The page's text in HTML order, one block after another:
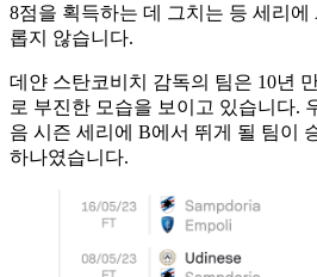
8점을 획득하는 데 그치는 등 세리에
롭지 않습니다.
데얀 스탄코비치 감독의 팀은 10년
로 부진한 모습을 보이고 있습니다.
음 시즌 세리에 B에서 뛰게 될 팀이
하나였습니다.